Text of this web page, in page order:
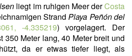
liegt im ruhigen Meer derCosta
StrandPlaya Peñón del
-4.335219) vorgelagert. Der
350 Meter lang, 40 Meter breit und
da er etwas tiefer liegt, als